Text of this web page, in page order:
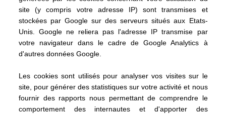
site (y compris votre adresse IP) sont transmises et
stockées par Google sur des serveurs situés aux Etats-
Unis. Google ne reliera pas l'adresse IP transmise par
votre navigateur dans le cadre de Google Analytics à
d'autres données Google.
Les cookies sont utilisés pour analyser vos visites sur le
site, pour générer des statistiques sur votre activité et nous
fournir des rapports nous permettant de comprendre le
comportement des internautes et d'apporter des